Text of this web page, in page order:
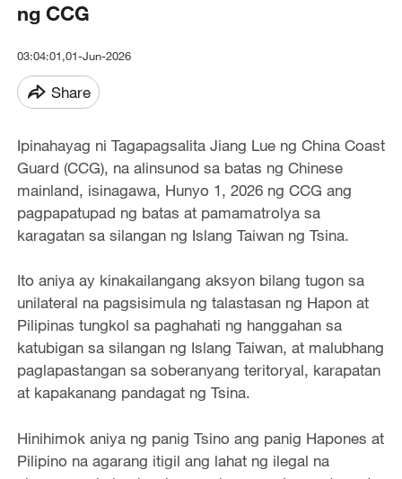
ng CCG
03:04:01,01-Jun-2026
Share
Ipinahayag ni Tagapagsalita Jiang Lue ng China Coast
Guard (CCG), na alinsunod sa batas ng Chinese
mainland, isinagawa, Hunyo 1, 2026 ng CCG ang
pagpapatupad ng batas at pamamatrolya sa
karagatan sa silangan ng Islang Taiwan ng Tsina.
Ito aniya ay kinakailangang aksyon bilang tugon sa
unilateral na pagsisimula ng talastasan ng Hapon at
Pilipinas tungkol sa paghahati ng hanggahan sa
katubigan sa silangan ng Islang Taiwan, at malubhang
paglapastangan sa soberanyang teritoryal, karapatan
at kapakanang pandagat ng Tsina.
Hinihimok aniya ng panig Tsino ang panig Hapones at
Pilipino na agarang itigil ang lahat ng ilegal na